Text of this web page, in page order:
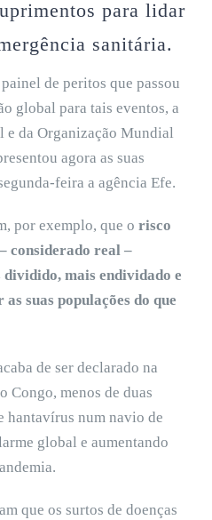
para lidar
sanitária.
de peritos que passou
global para tais eventos, a
da Organização Mundial
agora as suas
feira a agência Efe.
por exemplo, que o risco
considerado real –
mais endividado e
suas populações do que
de ser declarado na
Congo, menos de duas
hantavírus num navio de
global e aumentando
que os surtos de doenças